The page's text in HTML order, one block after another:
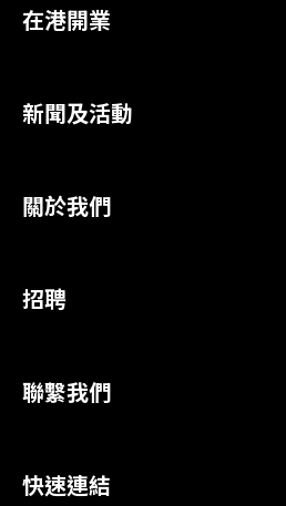
在港開業
新聞及活動
關於我們
招聘
聯繫我們
快速連結